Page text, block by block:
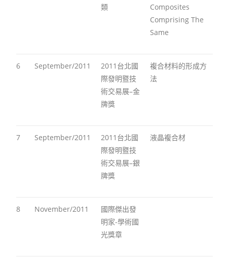
類
Composites
Comprising The
Same
6 September/2011
2011台北國
際發明暨技
術交易展–金
牌獎
複合材料的形成方
法
7 September/2011
2011台北國
際發明暨技
術交易展–銀
牌獎
液晶複合材
8 November/2011
國際傑出發
明家-學術國
光獎章